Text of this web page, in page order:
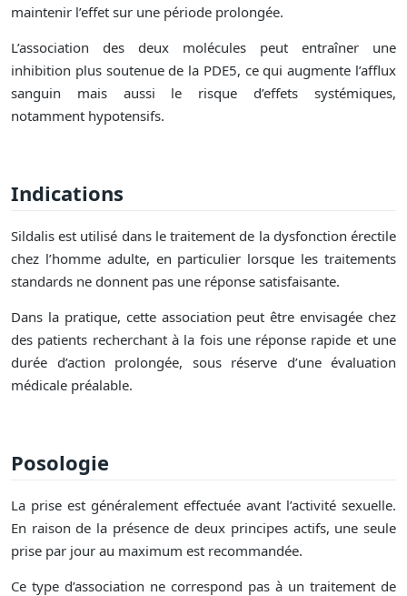
maintenir l’effet sur une période prolongée.
L’association des deux molécules peut entraîner une
inhibition plus soutenue de la PDE5, ce qui augmente l’afflux
sanguin mais aussi le risque d’effets systémiques,
notamment hypotensifs.
Indications
Sildalis est utilisé dans le traitement de la dysfonction érectile
chez l’homme adulte, en particulier lorsque les traitements
standards ne donnent pas une réponse satisfaisante.
Dans la pratique, cette association peut être envisagée chez
des patients recherchant à la fois une réponse rapide et une
durée d’action prolongée, sous réserve d’une évaluation
médicale préalable.
Posologie
La prise est généralement effectuée avant l’activité sexuelle.
En raison de la présence de deux principes actifs, une seule
prise par jour au maximum est recommandée.
Ce type d’association ne correspond pas à un traitement de